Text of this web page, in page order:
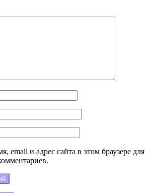
email и адрес сайта в этом браузере для